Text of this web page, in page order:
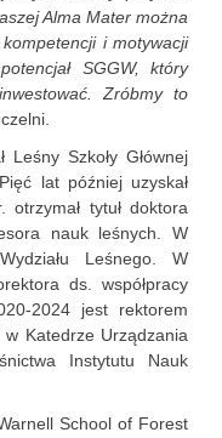
Alma Mater można
i motywacji
SGGW, który
Zróbmy to
Leśny Szkoły Głównej
lat później uzyskał
tytuł doktora
nauk leśnych. W
Leśnego. W
ds. współpracy
2024 jest rektorem
Katedrze Urządzania
Instytutu Nauk
School of Forest